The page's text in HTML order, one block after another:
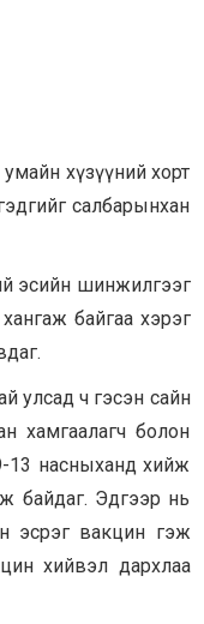
хүзүүний хорт
салбарынхан
эсийн шинжилгээг
байгаа хэрэг
улсад ч гэсэн сайн
хамгаалагч болон
9-13 насныханд хийж
байдаг. Эдгээр нь
эсрэг вакцин гэж
хийвэл дархлаа